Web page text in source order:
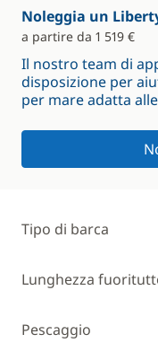
Noleggia un
a partire da 1 519 €
Il nostro team di
disposizione per
per mare adatta
Tipo di barca
Lunghezza
Pescaggio